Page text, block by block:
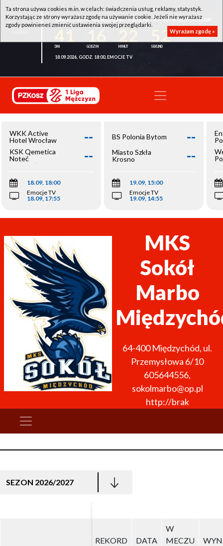
WKK ACTIVE HOTEL WROCŁAW - KSK QEMETICA NOTEĆ INOWROCŁAW
52
18.09.2026, GODZ. 18:00, EMOCJE TV
WKK Active
Hotel Wrocław
--
KSK Qemetica
Noteć
Inowrocław
--
18.09, 18:00
Emocje TV
18.09, 17:55
BS Polonia Bytom --
Miasto Szkła
Krosno
--
19.09, 15:00
Emocje TV
19.09, 14:55
MKS
Sokół
Marbo
64-400 Międzychód, ul.
Przemysłowa 6/10
605644556,
sokolmarbo@op.pl
http://brak
SEZON 2026/2027
REKORD DATA
W
MECZU
REKORD DATA
W
MECZU
Ta strona używa cookies m.in. w celach: świadczenia usług, reklamy, statystyk.
Korzystając ze strony wyrażasz zgodę na używanie cookie. Jeżeli nie wyrażasz
zgody powinieneś zmienić ustawienia swojej przeglądarki.
Wyrażam zgodę »